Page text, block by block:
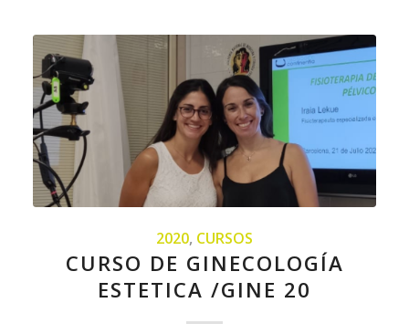
2020, CURSOS
CURSO DE GINECOLOGÍA
ESTETICA /GINE 20